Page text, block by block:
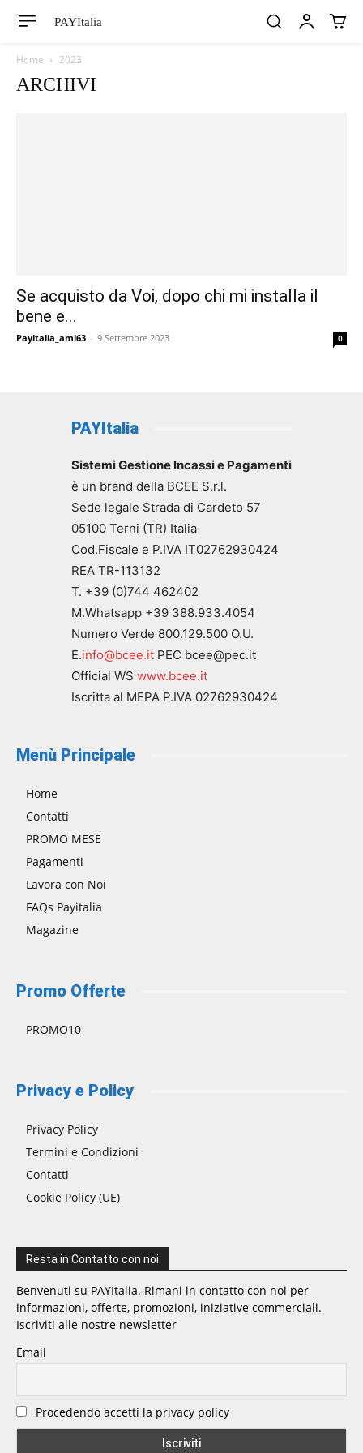
PAYItalia
Home 2023
ARCHIVI
Se acquisto da Voi, dopo chi mi installa il
bene e...
Payitalia_ami63 - 9 Settembre 2023 0
PAYItalia
Sistemi Gestione Incassi e Pagamenti
è un brand della BCEE S.r.l.
Sede legale Strada di Cardeto 57
05100 Terni (TR) Italia
Cod.Fiscale e P.IVA IT02762930424
REA TR-113132
T. +39 (0)744 462402
M.Whatsapp +39 388.933.4054
Numero Verde 800.129.500 O.U.
E.info@bcee.it PEC bcee@pec.it
Official WS www.bcee.it
Iscritta al MEPA P.IVA 02762930424
Menù Principale
Home
Contatti
PROMO MESE
Pagamenti
Lavora con Noi
FAQs Payitalia
Magazine
Promo Offerte
PROMO10
Privacy e Policy
Privacy Policy
Termini e Condizioni
Contatti
Cookie Policy (UE)
Resta in Contatto con noi
Benvenuti su PAYItalia. Rimani in contatto con noi per
informazioni, offerte, promozioni, iniziative commerciali.
Iscriviti alle nostre newsletter
Email
Procedendo accetti la privacy policy